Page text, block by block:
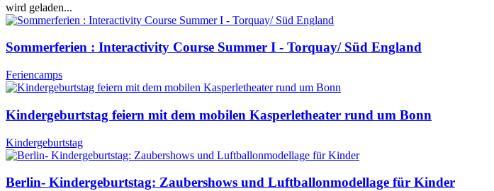
wird geladen...
Sommerferien : Interactivity Course Summer I - Torquay/ Süd England
Feriencamps
Kindergeburtstag feiern mit dem mobilen Kasperletheater rund um Bonn
Kindergeburtstag
Berlin- Kindergeburtstag: Zaubershows und Luftballonmodellage für Kinder